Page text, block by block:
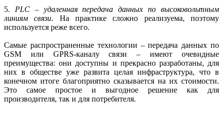
5. PLC – удаленная передача данных по высоковольтным
линиям связи. На практике сложно реализуема, поэтому
используется реже всего.
Самые распространенные технологии – передача данных по
GSM или GPRS-каналу связи – имеют очевидные
преимущества: они доступны и прекрасно разработаны, для
них в обществе уже развита целая инфраструктура, что в
конечном итоге благоприятно сказывается на их стоимости.
Это самое простое и выгодное решение как для
производителя, так и для потребителя.